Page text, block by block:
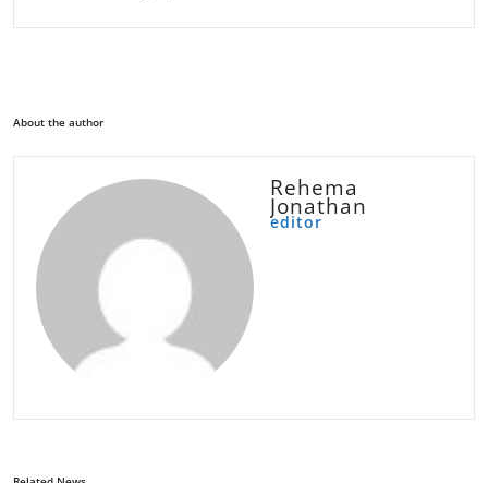
About the author
Rehema
Jonathan
editor